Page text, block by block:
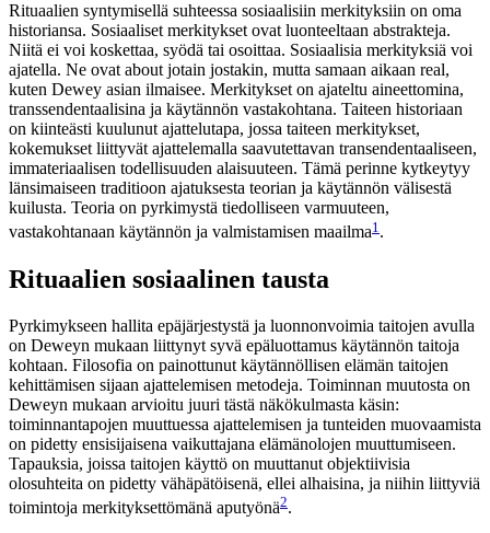
Rituaalien syntymisellä suhteessa sosiaalisiin merkityksiin on oma
historiansa. Sosiaaliset merkitykset ovat luonteeltaan abstrakteja.
Niitä ei voi koskettaa, syödä tai osoittaa. Sosiaalisia merkityksiä voi
ajatella. Ne ovat about jotain jostakin, mutta samaan aikaan real,
kuten Dewey asian ilmaisee. Merkitykset on ajateltu aineettomina,
transsendentaalisina ja käytännön vastakohtana. Taiteen historiaan
on kiinteästi kuulunut ajattelutapa, jossa taiteen merkitykset,
kokemukset liittyvät ajattelemalla saavutettavan transendentaaliseen,
immateriaalisen todellisuuden alaisuuteen. Tämä perinne kytkeytyy
länsimaiseen traditioon ajatuksesta teorian ja käytännön välisestä
kuilusta. Teoria on pyrkimystä tiedolliseen varmuuteen,
vastakohtanaan käytännön ja valmistamisen maailma1 .
Rituaalien sosiaalinen tausta
Pyrkimykseen hallita epäjärjestystä ja luonnonvoimia taitojen avulla
on Deweyn mukaan liittynyt syvä epäluottamus käytännön taitoja
kohtaan. Filosofia on painottunut käytännöllisen elämän taitojen
kehittämisen sijaan ajattelemisen metodeja. Toiminnan muutosta on
Deweyn mukaan arvioitu juuri tästä näkökulmasta käsin:
toiminnantapojen muuttuessa ajattelemisen ja tunteiden muovaamista
on pidetty ensisijaisena vaikuttajana elämänolojen muuttumiseen.
Tapauksia, joissa taitojen käyttö on muuttanut objektiivisia
olosuhteita on pidetty vähäpätöisenä, ellei alhaisina, ja niihin liittyviä
toimintoja merkityksettömänä aputyönä2.